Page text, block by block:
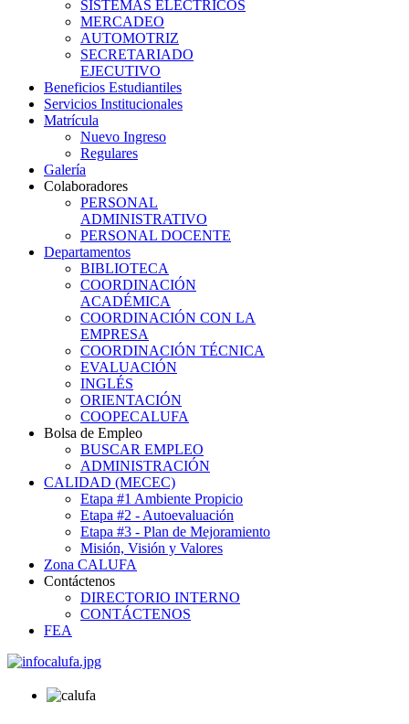
SISTEMAS ELÉCTRICOS
MERCADEO
AUTOMOTRIZ
SECRETARIADO
EJECUTIVO
Beneficios Estudiantiles
Servicios Institucionales
Matrícula
Nuevo Ingreso
Regulares
Galería
Colaboradores
PERSONAL
ADMINISTRATIVO
PERSONAL DOCENTE
Departamentos
BIBLIOTECA
COORDINACIÓN
ACADÉMICA
COORDINACIÓN CON LA
EMPRESA
COORDINACIÓN TÉCNICA
EVALUACIÓN
INGLÉS
ORIENTACIÓN
COOPECALUFA
Bolsa de Empleo
BUSCAR EMPLEO
ADMINISTRACIÓN
CALIDAD (MECEC)
Etapa #1 Ambiente Propicio
Etapa #2 - Autoevaluación
Etapa #3 - Plan de Mejoramiento
Misión, Visión y Valores
Zona CALUFA
Contáctenos
DIRECTORIO INTERNO
CONTÁCTENOS
FEA